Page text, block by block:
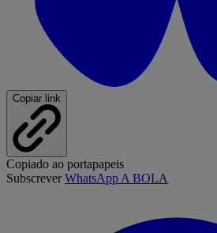
Copiar link
Copiado ao portapapeis
SubscreverWhatsApp A BOLA